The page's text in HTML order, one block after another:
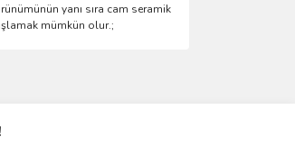
yanı sıra cam seramik
mümkün olur.;